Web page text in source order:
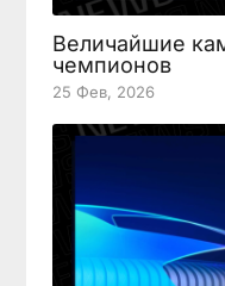
Величайшие
чемпионов
25 Фев, 2026